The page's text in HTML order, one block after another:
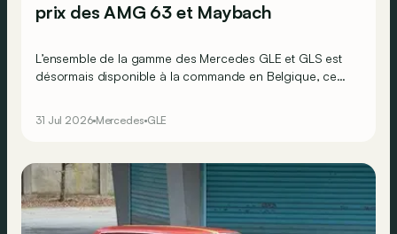
prix des AMG 63 et Maybach
L’ensemble de la gamme des Mercedes GLE et GLS est
désormais disponible à la commande en Belgique, ce
31 Jul 2026 Mercedes GLE